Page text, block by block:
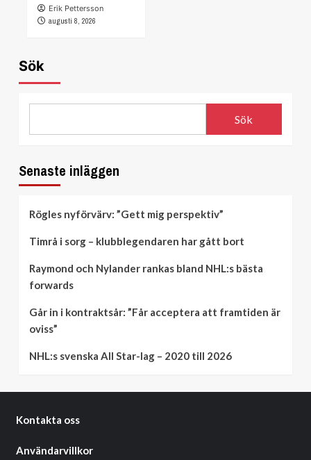
Erik Pettersson
augusti 8, 2026
Sök
Sök
Senaste inläggen
Rögles nyförvärv: ”Gett mig perspektiv”
Timrå i sorg – klubblegendaren har gått bort
Raymond och Nylander rankas bland NHL:s bästa
forwards
Går in i kontraktsår: ”Får acceptera att framtiden är
oviss”
NHL:s svenska All Star-lag – 2020 till 2026
Kontakta oss
Användarvillkor